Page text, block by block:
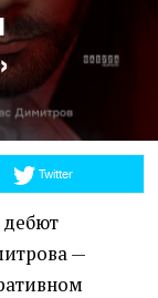
Twitter
дебют
—